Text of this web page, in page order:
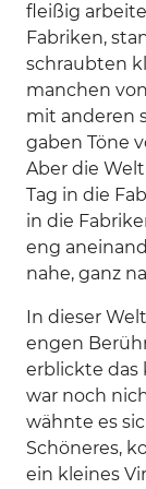
fleißig
Fabriken,
schraubten
manchen
mit anderen
gaben Töne
Aber die
Tag in die
in die
eng
nahe, ganz
In dieser
engen
erblickte das
war noch
wähnte es
Schöneres,
ein kleines